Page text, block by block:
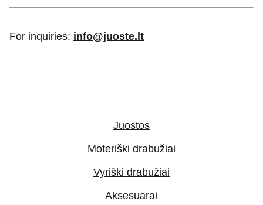
For inquiries: info@juoste.lt
Moteriški drabužiai
Vyriški drabužiai
Aksesuarai
Juostos